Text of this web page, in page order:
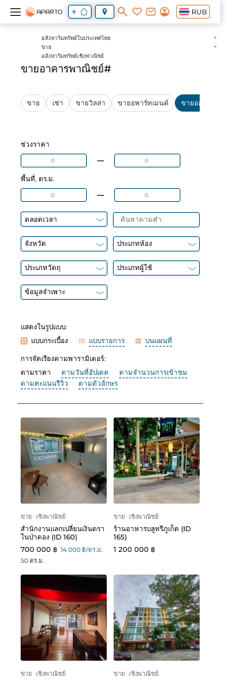
RUB
อสังหาริมทรัพย์ในประเทศไทย
ขาย
อสังหาริมทรัพย์เชิงพาณิชย์
ขายอาคารพาณิชย์#
ขาย เช่า ขายวิลล่า ขายอพาร์ทเมนต์ ขายอสังหาริมทรัพย์
ช่วงราคา
พื้นที่, ตร.ม.
ตลอดเวลา
จังหวัด ประเภทห้อง
ประเภทวัตถุ ประเภทผู้ใช้
ข้อมูลจำเพาะ
แสดงในรูปแบบ:
แบบกระเบื้อง
แบบรายการ
บนแผนที่
การจัดเรียงตามพารามิเตอร์:
ตามราคา
ตามวันที่อัปเดต
ตามจำนวนการเข้าชม
ตามคะแนนรีวิว
ตามตัวอักษร
ขาย ᐧเชิงพาณิชย์
สำนักงานแลกเปลี่ยนเงินตรา
ในป่าตอง (ID 160)
700 000 ฿ 14 000 ฿/ตร.ม.
50 ตร.ม.
ขาย ᐧเชิงพาณิชย์
ร้านอาหารบลูทรีภูเก็ต (ID
165)
1 200 000 ฿
ขาย ᐧเชิงพาณิชย์ ขาย ᐧเชิงพาณิชย์